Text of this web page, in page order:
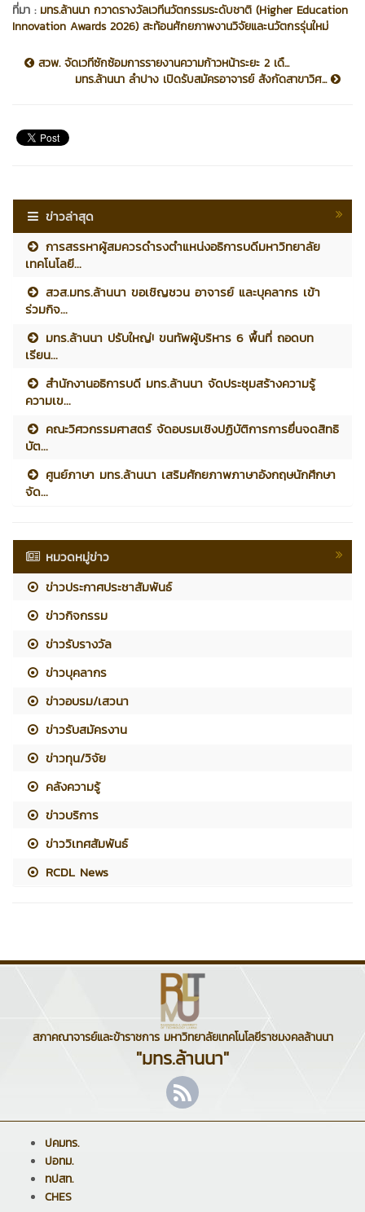
ที่มา : มทร.ล้านนา กวาดรางวัลเวทีนวัตกรรมระดับชาติ (Higher Education
Innovation Awards 2026) สะท้อนศักยภาพงานวิจัยและนวัตกรรุ่นใหม่
สวพ. จัดเวทีซักซ้อมการรายงานความก้าวหน้าระยะ 2 เดื...
มทร.ล้านนา ลำปาง เปิดรับสมัครอาจารย์ สังกัดสาขาวิศ...
ข่าวล่าสุด
การสรรหาผู้สมควรดำรงตำแหน่งอธิการบดีมหาวิทยาลัย
เทคโนโลยี...
สวส.มทร.ล้านนา ขอเชิญชวน อาจารย์ และบุคลากร เข้า
ร่วมกิจ...
มทร.ล้านนา ปรับใหญ่! ขนทัพผู้บริหาร 6 พื้นที่ ถอดบท
เรียน...
สำนักงานอธิการบดี มทร.ล้านนา จัดประชุมสร้างความรู้
ความเข...
คณะวิศวกรรมศาสตร์ จัดอบรมเชิงปฏิบัติการการยื่นจดสิทธิ
บัต...
ศูนย์ภาษา มทร.ล้านนา เสริมศักยภาพภาษาอังกฤษนักศึกษา
จัด...
หมวดหมู่ข่าว
ข่าวประกาศประชาสัมพันธ์
ข่าวกิจกรรม
ข่าวรับรางวัล
ข่าวบุคลากร
ข่าวอบรม/เสวนา
ข่าวรับสมัครงาน
ข่าวทุน/วิจัย
คลังความรู้
ข่าวบริการ
ข่าววิเทศสัมพันธ์
RCDL News
สภาคณาจารย์และข้าราชการ มหาวิทยาลัยเทคโนโลยีราชมงคลล้านนา
"มทร.ล้านนา"
ปคมทร.
ปอทม.
ทปสท.
CHES